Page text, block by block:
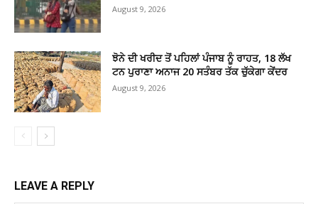
August 9, 2026
ਝੋਨੇ ਦੀ ਖਰੀਦ ਤੋਂ ਪਹਿਲਾਂ ਪੰਜਾਬ ਨੂੰ ਰਾਹਤ, 18 ਲੱਖ
ਟਨ ਪੁਰਾਣਾ ਅਨਾਜ 20 ਸਤੰਬਰ ਤੱਕ ਚੁੱਕੇਗਾ ਕੇਂਦਰ
August 9, 2026
LEAVE A REPLY